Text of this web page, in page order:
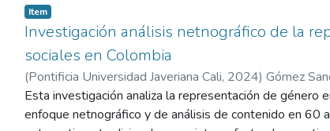
servicio al cliente excelente, la actualización
objetivo. La propuesta estratégica incluye la creación
buscando un crecimiento del 15% en ventas para
fortalecimiento de la oferta para mejorar la
Item
Investigación análisis netnográfico de la
sociales en Colombia
(Pontificia Universidad Javeriana Cali, 2024) Gómez
Esta investigación analiza la representación de género
enfoque netnográfico y de análisis de contenido en 60